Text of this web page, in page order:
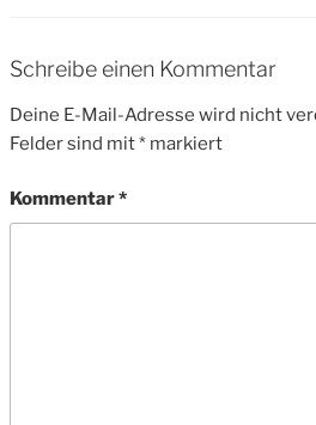
Schreibe einen Kommentar
Deine E-Mail-Adresse wird nicht
Felder sind mit* markiert
Kommentar*